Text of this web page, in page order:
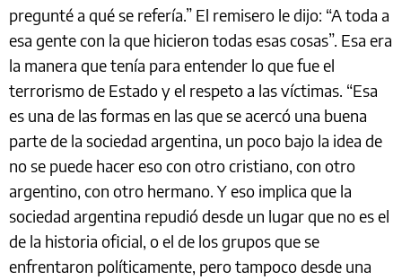
pregunté a qué se refería.” El remisero le dijo: “A toda a
esa gente con la que hicieron todas esas cosas”. Esa era
la manera que tenía para entender lo que fue el
terrorismo de Estado y el respeto a las víctimas. “Esa
es una de las formas en las que se acercó una buena
parte de la sociedad argentina, un poco bajo la idea de
no se puede hacer eso con otro cristiano, con otro
argentino, con otro hermano. Y eso implica que la
sociedad argentina repudió desde un lugar que no es el
de la historia oficial, o el de los grupos que se
enfrentaron políticamente, pero tampoco desde una